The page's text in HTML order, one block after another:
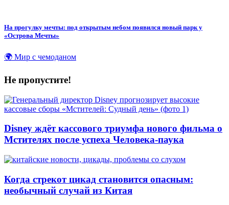
На прогулку мечты: под открытым небом появился новый парк у
«Острова Мечты»
🌍 Мир с чемоданом
Не пропустите!
Disney ждёт кассового триумфа нового фильма о
Мстителях после успеха Человека-паука
Когда стрекот цикад становится опасным:
необычный случай из Китая